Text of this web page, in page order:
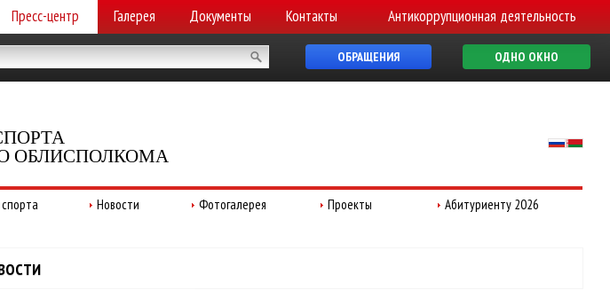
Пресс-центр Галерея Документы Контакты Антикоррупционная деятельность
ОБРАЩЕНИЯ ОДНО ОКНО
ОБЛИСПОЛКОМА
Новости Фотогалерея Проекты Абитуриенту 2026